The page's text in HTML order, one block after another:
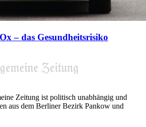
– das Gesundheitsrisiko
Zeitung ist politisch unabhängig und
aus dem Berliner Bezirk Pankow und